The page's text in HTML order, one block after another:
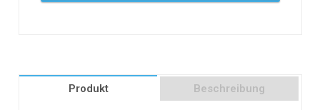
Produkt Beschreibung